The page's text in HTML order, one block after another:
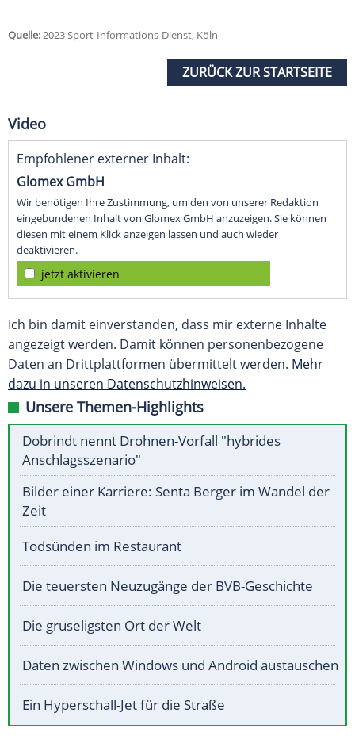
Quelle:2023 Sport-Informations-Dienst, Köln
ZURÜCK ZUR STARTSEITE
Video
Empfohlener externer Inhalt:
Glomex GmbH
Wir benötigen Ihre Zustimmung, um den von unserer Redaktion
eingebundenen Inhalt von Glomex GmbH anzuzeigen. Sie können
diesen mit einem Klick anzeigen lassen und auch wieder
deaktivieren.
jetzt aktivieren
Ich bin damit einverstanden, dass mir externe Inhalte
angezeigt werden. Damit können personenbezogene
Daten an Drittplattformen übermittelt werden. Mehr
dazu in unseren Datenschutzhinweisen.
Unsere Themen-Highlights
Dobrindt nennt Drohnen-Vorfall "hybrides
Anschlagsszenario"
Bilder einer Karriere: Senta Berger im Wandel der
Zeit
Todsünden im Restaurant
Die teuersten Neuzugänge der BVB-Geschichte
Die gruseligsten Ort der Welt
Daten zwischen Windows und Android austauschen
Ein Hyperschall-Jet für die Straße